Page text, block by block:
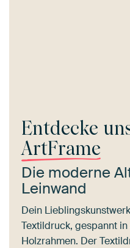
Entdecke
ArtFrame
Die moderne
Leinwand
Dein
Textildruck, gespannt
Holzrahmen. Der